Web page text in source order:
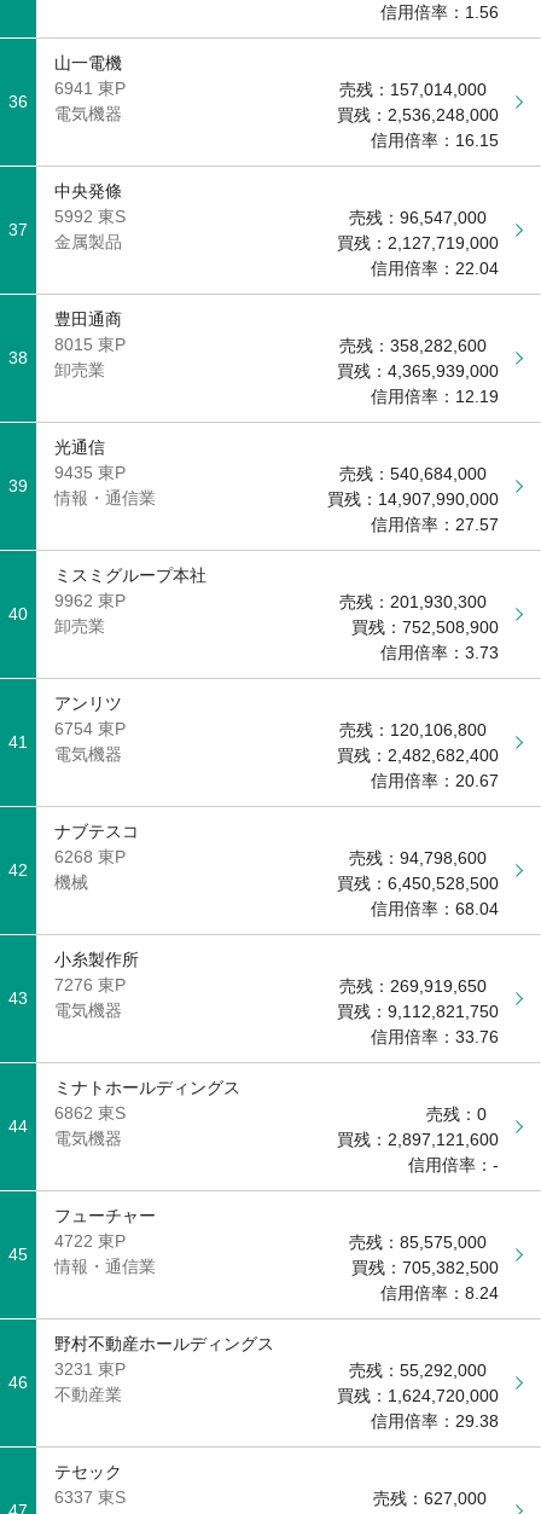
信用倍率： 1.56
36
山一電機
6941 東P
電気機器
売残： 157,014,000
買残： 2,536,248,000
信用倍率： 16.15
37
中央発條
5992 東S
金属製品
売残： 96,547,000
買残： 2,127,719,000
信用倍率： 22.04
38
豊田通商
8015 東P
卸売業
売残： 358,282,600
買残： 4,365,939,000
信用倍率： 12.19
39
光通信
9435 東P
情報・通信業
売残： 540,684,000
買残： 14,907,990,000
信用倍率： 27.57
40
ミスミグループ本社
9962 東P
卸売業
売残： 201,930,300
買残： 752,508,900
信用倍率： 3.73
41
アンリツ
6754 東P
電気機器
売残： 120,106,800
買残： 2,482,682,400
信用倍率： 20.67
42
ナブテスコ
6268 東P
機械
売残： 94,798,600
買残： 6,450,528,500
信用倍率： 68.04
43
小糸製作所
7276 東P
電気機器
売残： 269,919,650
買残： 9,112,821,750
信用倍率： 33.76
44
ミナトホールディングス
6862 東S
電気機器
売残： 0
買残： 2,897,121,600
信用倍率： -
45
フューチャー
4722 東P
情報・通信業
売残： 85,575,000
買残： 705,382,500
信用倍率： 8.24
46
野村不動産ホールディングス
3231 東P
不動産業
売残： 55,292,000
買残： 1,624,720,000
信用倍率： 29.38
テセック
6337 東S
売残： 627,000